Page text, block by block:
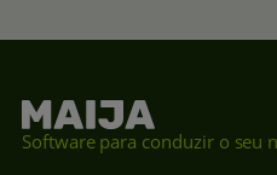
Software para conduzir o seu